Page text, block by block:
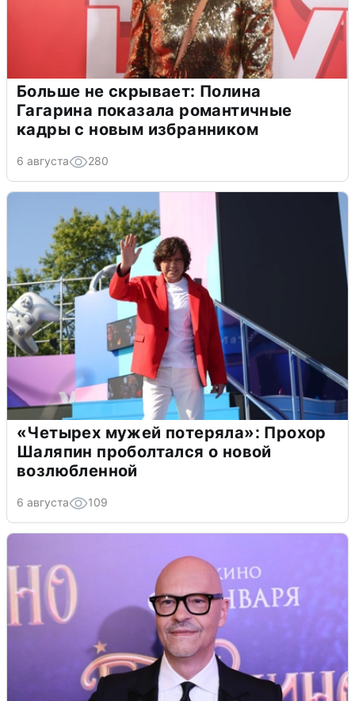
Больше не скрывает: Полина
Гагарина показала романтичные
кадры с новым избранником
6 августа 280
«Четырех мужей потеряла»: Прохор
Шаляпин проболтался о новой
возлюбленной
6 августа 109